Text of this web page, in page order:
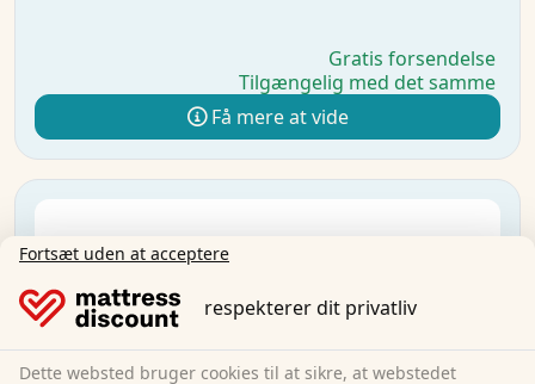
Gratis forsendelse
Tilgængelig med det samme
Få mere at vide
Fortsæt uden at acceptere
respekterer dit privatliv
Dette websted bruger cookies til at sikre, at webstedet